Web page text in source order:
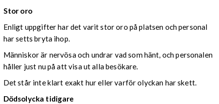
Stor oro
Enligt uppgifter har det varit stor oro på platsen och personal
har setts bryta ihop.
Människor är nervösa och undrar vad som hänt, och personalen
håller just nu på att visa ut alla besökare.
Det står inte klart exakt hur eller varför olyckan har skett.
Dödsolycka tidigare